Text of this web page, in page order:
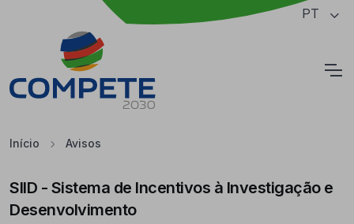
Saltar para o conteúdo principal da página PT
Início Avisos
SIID - Sistema de Incentivos à Investigação e
Desenvolvimento